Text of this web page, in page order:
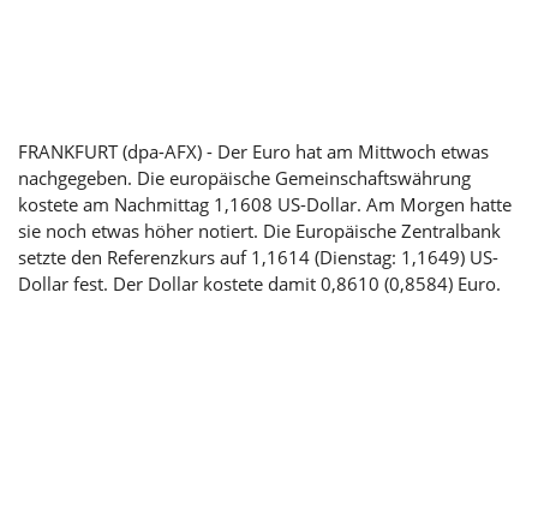
FRANKFURT (dpa-AFX) - Der Euro hat am Mittwoch etwas
nachgegeben. Die europäische Gemeinschaftswährung
kostete am Nachmittag 1,1608 US-Dollar. Am Morgen hatte
sie noch etwas höher notiert. Die Europäische Zentralbank
setzte den Referenzkurs auf 1,1614 (Dienstag: 1,1649) US-
Dollar fest. Der Dollar kostete damit 0,8610 (0,8584) Euro.